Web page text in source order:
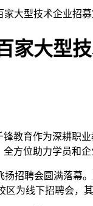
家大型技术企业招
家大型
育作为深耕职业
方位助力学员和企
招聘会圆满落幕
为线下招聘会，